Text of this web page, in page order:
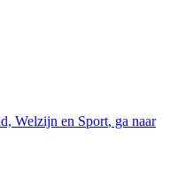
Welzijn en Sport, ga naar